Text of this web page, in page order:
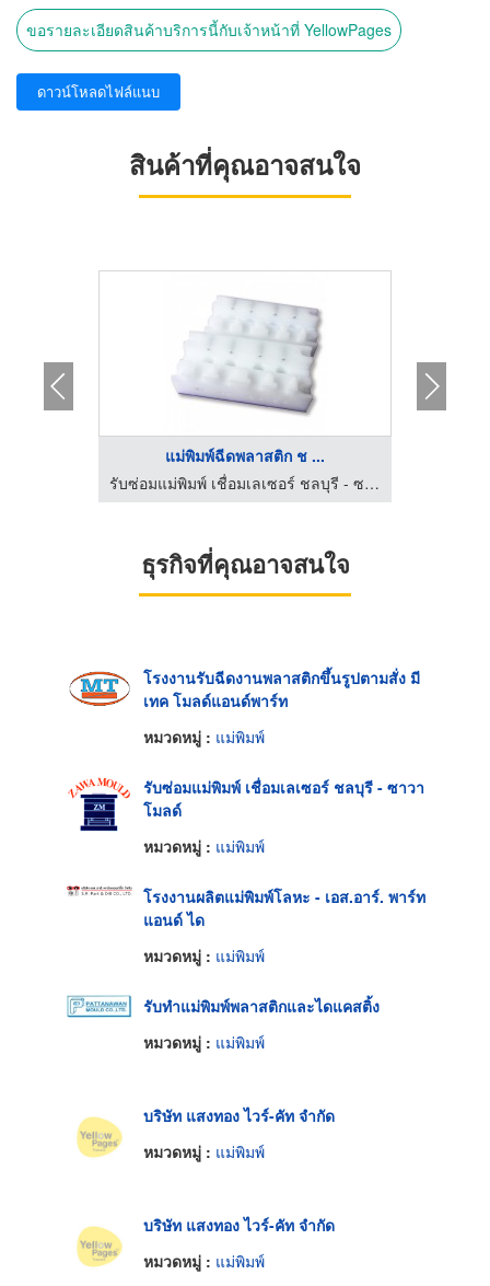
ขอรายละเอียดสินค้าบริการนี้กับเจ้าหน้าที่ YellowPages
ดาวน์โหลดไฟล์แนบ
สินค้าที่คุณอาจสนใจ
แม่พิมพ์ฉีดพลาสติก ช ...
รับซ่อมแม่พิมพ์ เชื่อมเลเซอร์ ชลบุรี - ซาวา โมลด์
ธุรกิจที่คุณอาจสนใจ
โรงงานรับฉีดงานพลาสติกขึ้นรูปตามสั่ง มี
เทค โมลด์แอนด์พาร์ท
หมวดหมู่ : แม่พิมพ์
รับซ่อมแม่พิมพ์ เชื่อมเลเซอร์ ชลบุรี - ซาวา
โมลด์
หมวดหมู่ : แม่พิมพ์
โรงงานผลิตแม่พิมพ์โลหะ - เอส.อาร์. พาร์ท
แอนด์ ได
หมวดหมู่ : แม่พิมพ์
รับทำแม่พิมพ์พลาสติกและไดแคสติ้ง
หมวดหมู่ : แม่พิมพ์
บริษัท แสงทอง ไวร์-คัท จำกัด
หมวดหมู่ : แม่พิมพ์
บริษัท แสงทอง ไวร์-คัท จำกัด
หมวดหมู่ : แม่พิมพ์